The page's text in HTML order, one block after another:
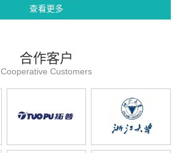
查看更多
合作客户
Cooperative Customers